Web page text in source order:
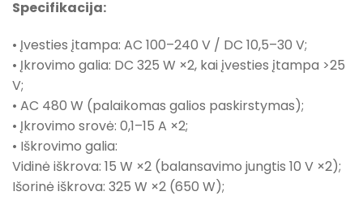
Specifikacija:
• Įvesties įtampa: AC 100–240 V / DC 10,5–30 V;
• Įkrovimo galia: DC 325 W ×2, kai įvesties įtampa >25
V;
• AC 480 W (palaikomas galios paskirstymas);
• Įkrovimo srovė: 0,1–15 A ×2;
• Iškrovimo galia:
Vidinė iškrova: 15 W ×2 (balansavimo jungtis 10 V ×2);
Išorinė iškrova: 325 W ×2 (650 W);